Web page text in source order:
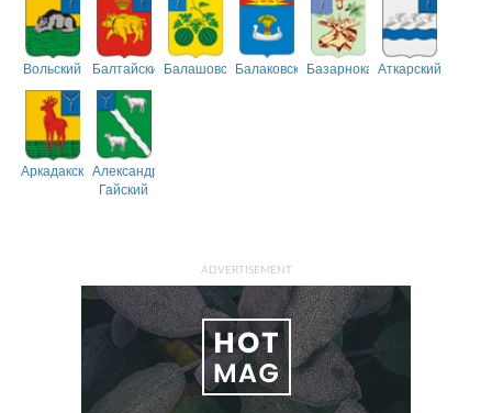
Вольский БалтайскийБалашовскийБалаковскийБазарнокарабулакский
Аткарский
АркадакскийАлександрово-
Гайский
ADVERTISEMENT